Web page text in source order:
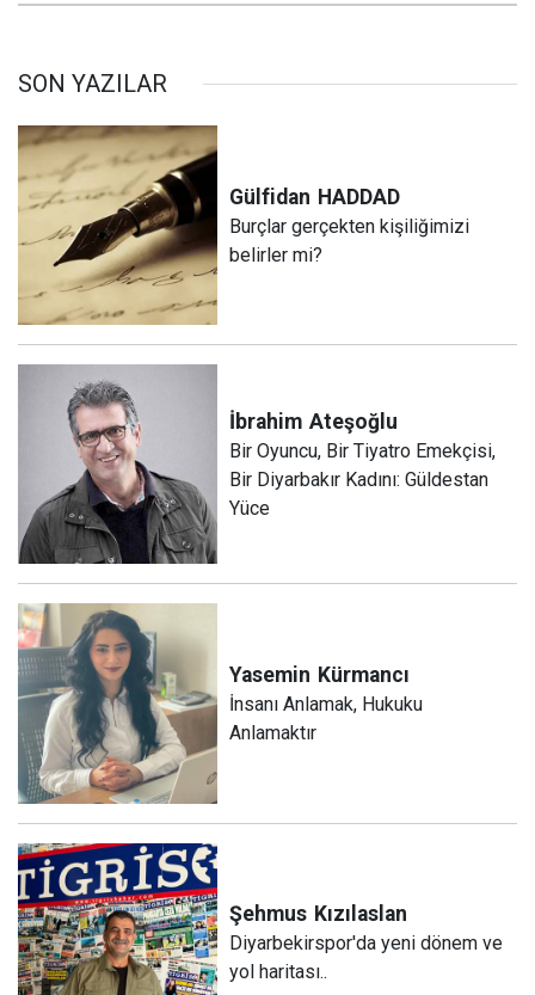
SON YAZILAR
Gülfidan HADDAD
Burçlar gerçekten kişiliğimizi
belirler mi?
İbrahim Ateşoğlu
Bir Oyuncu, Bir Tiyatro Emekçisi,
Bir Diyarbakır Kadını: Güldestan
Yüce
Yasemin Kürmancı
İnsanı Anlamak, Hukuku
Anlamaktır
Şehmus Kızılaslan
Diyarbekirspor'da yeni dönem ve
yol haritası..